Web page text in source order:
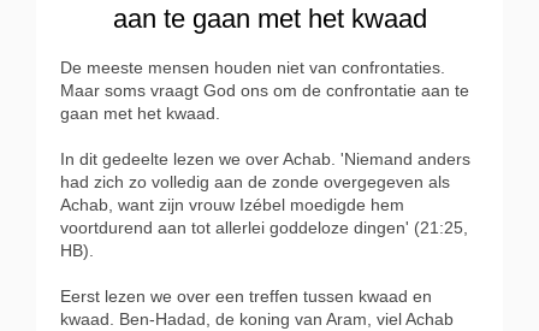
aan te gaan met het kwaad
De meeste mensen houden niet van confrontaties.
Maar soms vraagt God ons om de confrontatie aan te
gaan met het kwaad.
In dit gedeelte lezen we over Achab. 'Niemand anders
had zich zo volledig aan de zonde overgegeven als
Achab, want zijn vrouw Izébel moedigde hem
voortdurend aan tot allerlei goddeloze dingen' (21:25,
HB).
Eerst lezen we over een treffen tussen kwaad en
kwaad. Ben-Hadad, de koning van Aram, viel Achab